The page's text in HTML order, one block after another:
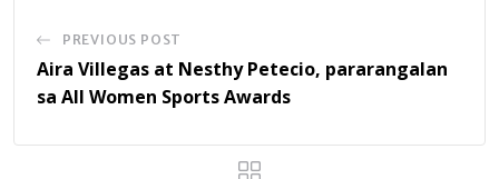
PREVIOUS POST
Aira Villegas at Nesthy Petecio, pararangalan
sa All Women Sports Awards